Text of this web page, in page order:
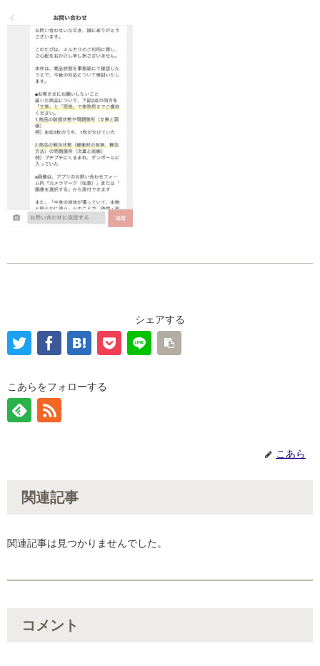
シェアする
こあらをフォローする
こあら
関連記事
関連記事は見つかりませんでした。
コメント